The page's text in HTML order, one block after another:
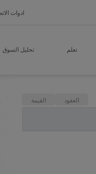
ادوات
تعلم تحليل السوق
العقود القيمة